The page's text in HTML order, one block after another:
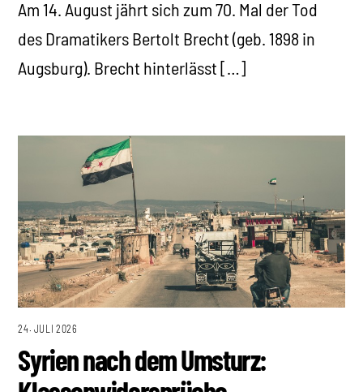
Am 14. August jährt sich zum 70. Mal der Tod
des Dramatikers Bertolt Brecht (geb. 1898 in
Augsburg). Brecht hinterlässt […]
24. JULI 2026
Syrien nach dem Umsturz: